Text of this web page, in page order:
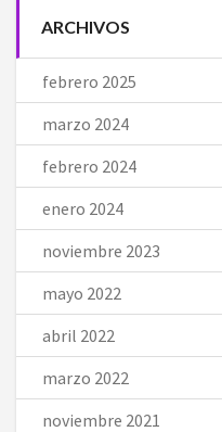
ARCHIVOS
febrero 2025
marzo 2024
febrero 2024
enero 2024
noviembre 2023
mayo 2022
abril 2022
marzo 2022
noviembre 2021